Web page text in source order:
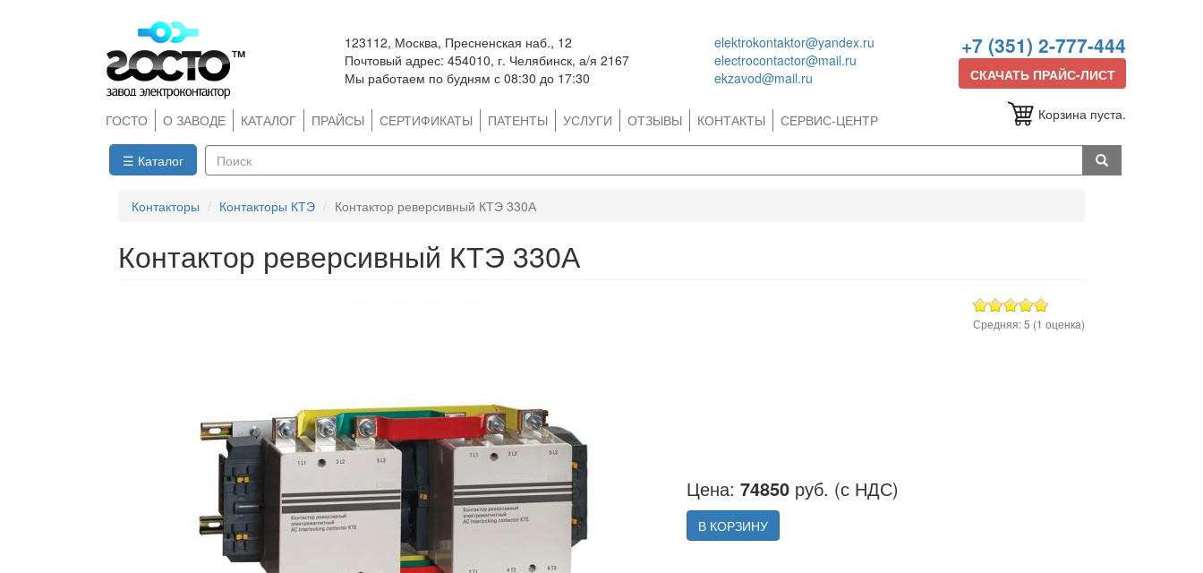
123112, Москва, Пресненская наб., 12
Почтовый адрес: 454010, г. Челябинск, а/я 2167
Мы работаем по будням с 08:30 до 17:30
elektrokontaktor@yandex.ru
electrocontactor@mail.ru
ekzavod@mail.ru
+7 (351) 2-777-444
СКАЧАТЬ ПРАЙС-ЛИСТ
ГОСТО О ЗАВОДЕ КАТАЛОГ ПРАЙСЫ СЕРТИФИКАТЫ ПАТЕНТЫ УСЛУГИ ОТЗЫВЫ КОНТАКТЫ СЕРВИС-ЦЕНТР Корзина пуста.
☰ Каталог
Контакторы
Контакторы КТЭ Контактор реверсивный КТЭ 330А
Контактор реверсивный КТЭ 330А
Цена:74850 руб. (с НДС)
В КОРЗИНУ
Средняя:5 (1 оценка)